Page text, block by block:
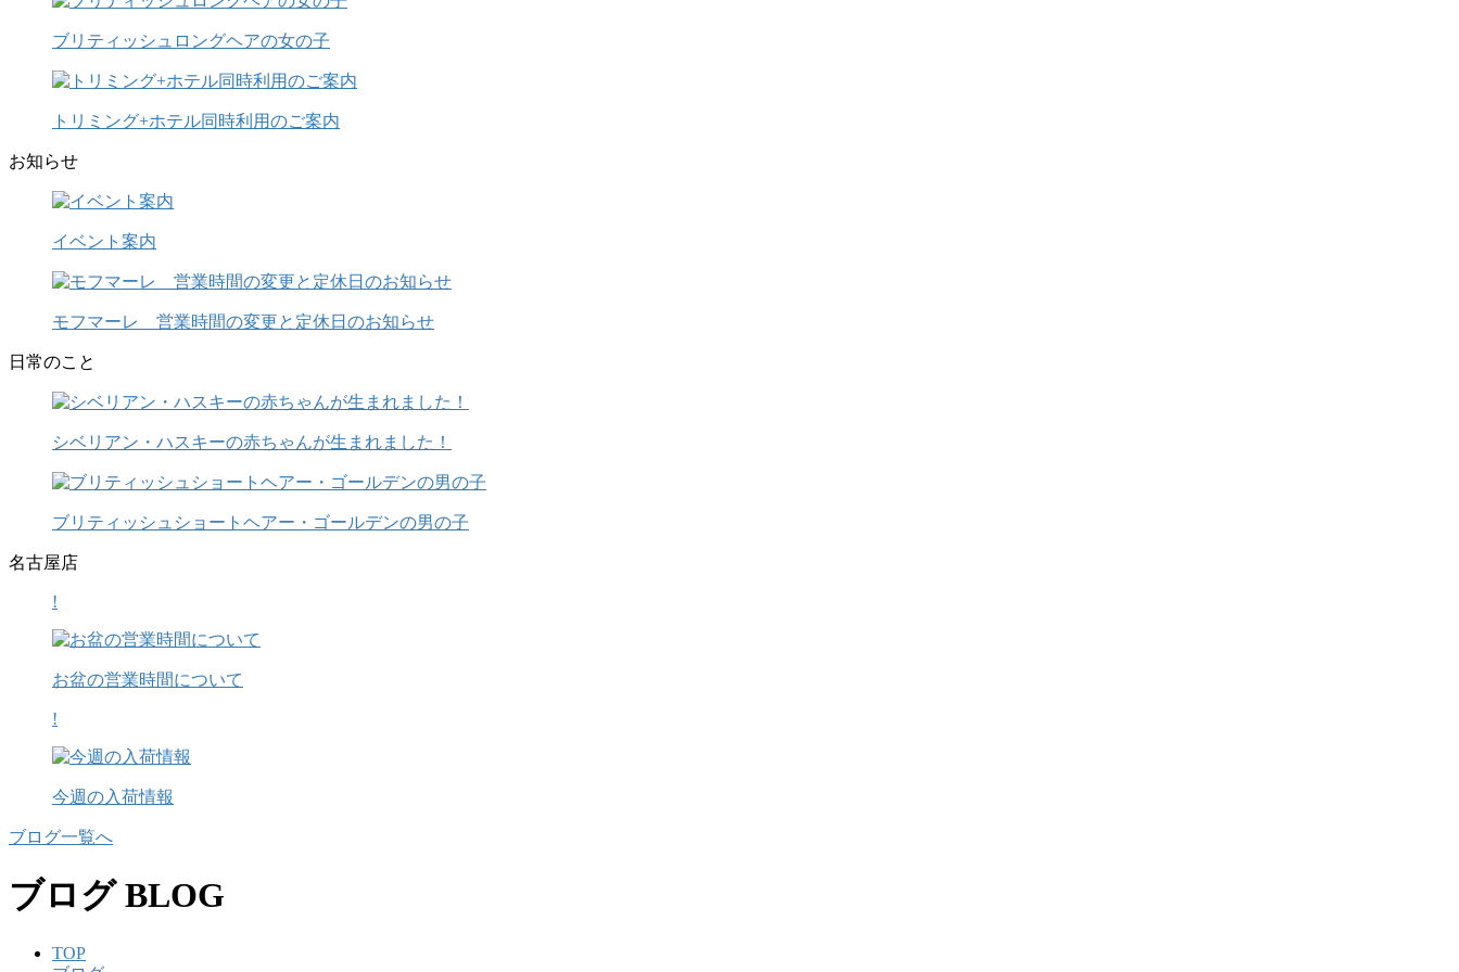
ブリティッシュロングヘアの女の子
トリミング+ホテル同時利用のご案内
お知らせ
イベント案内
モフマーレ 営業時間の変更と定休日のお知らせ
日常のこと
シベリアン・ハスキーの赤ちゃんが生まれました！
ブリティッシュショートヘアー・ゴールデンの男の子
名古屋店
!
お盆の営業時間について
!
今週の入荷情報
ブログ一覧へ
ブログ BLOG
TOP